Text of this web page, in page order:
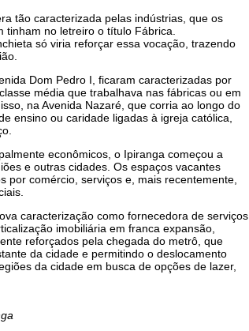
tão caracterizada pelas indústrias, que os
tinham no letreiro o título Fábrica.
só viria reforçar essa vocação, trazendo
Dom Pedro I, ficaram caracterizadas por
média que trabalhava nas fábricas ou em
na Avenida Nazaré, que corria ao longo do
ensino ou caridade ligadas à igreja católica,
econômicos, o Ipiranga começou a
e outras cidades. Os espaços vacantes
por comércio, serviços e, mais recentemente,
caracterização como fornecedora de serviços
imobiliária em franca expansão,
reforçados pela chegada do metrô, que
da cidade e permitindo o deslocamento
da cidade em busca de opções de lazer,